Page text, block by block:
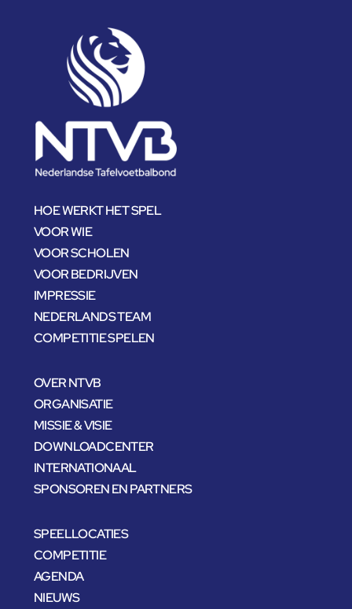
HOE WERKT HET SPEL
VOOR WIE
VOOR SCHOLEN
VOOR BEDRIJVEN
IMPRESSIE
NEDERLANDS TEAM
COMPETITIE SPELEN
OVER NTVB
ORGANISATIE
MISSIE & VISIE
DOWNLOADCENTER
INTERNATIONAAL
SPONSOREN EN PARTNERS
SPEELLOCATIES
COMPETITIE
AGENDA
NIEUWS